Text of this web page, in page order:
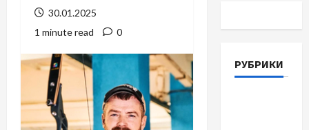
30.01.2025
1 minute read
0
РУБРИКИ